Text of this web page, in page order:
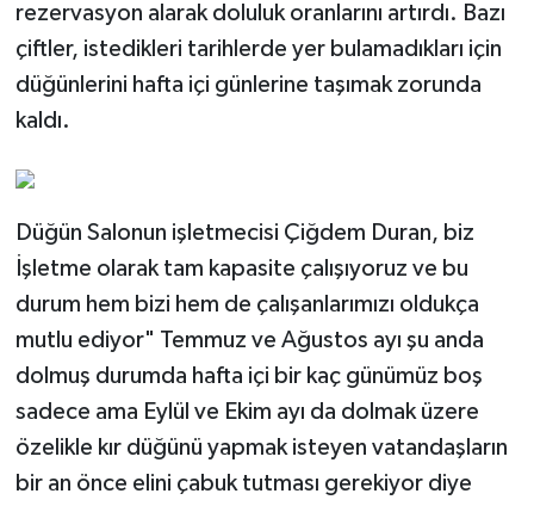
rezervasyon alarak doluluk oranlarını artırdı. Bazı
çiftler, istedikleri tarihlerde yer bulamadıkları için
düğünlerini hafta içi günlerine taşımak zorunda
kaldı.
Düğün Salonun işletmecisi Çiğdem Duran, biz
İşletme olarak tam kapasite çalışıyoruz ve bu
durum hem bizi hem de çalışanlarımızı oldukça
mutlu ediyor" Temmuz ve Ağustos ayı şu anda
dolmuş durumda hafta içi bir kaç günümüz boş
sadece ama Eylül ve Ekim ayı da dolmak üzere
özelikle kır düğünü yapmak isteyen vatandaşların
bir an önce elini çabuk tutması gerekiyor diye